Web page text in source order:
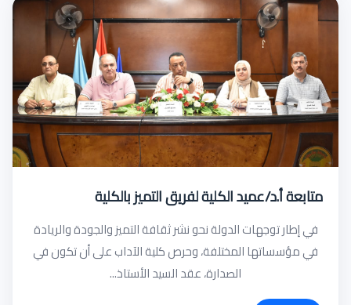
متابعة أ.د/عميد الكلية لفريق التميز بالكلية
في إطار توجهات الدولة نحو نشر ثقافة التميز والجودة والريادة
في مؤسساتها المختلفة، وحرص كلية الآداب على أن تكون في
الصدارة، عقد السيد الأستاذ...